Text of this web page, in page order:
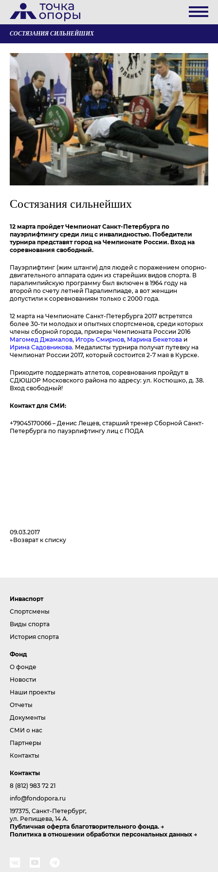
СОСТЯЗАНИЯ СИЛЬНЕЙШИХ
Состязания сильнейших
12 марта пройдет Чемпионат Санкт-Петербурга по
пауэрлифтингу среди лиц с инвалидностью. Победители
турнира представят город на Чемпионате России. Вход на
соревнования свободный.
Пауэрлифтинг (жим штанги) для людей с поражением опорно-
двигательного аппарата один из старейших видов спорта. В
паралимпийскую программу был включен в 1964 году на
второй по счету летней Паралимпиаде, а вот женщин
допустили к соревнованиям только с 2000 года.
12 марта на Чемпионате Санкт-Петербурга 2017 встретятся
более 30-ти молодых и опытных спортсменов, среди которых
члены сборной города, призеры Чемпионата России 2016
Магомед Джамалов, Игорь Смирнов, Марина Бекетова и
Ирина Садовникова. Медалисты турнира получат путевку на
Чемпионат России 2017, который состоится 2-7 мая в Курске.
Приходите поддержать атлетов, соревнования пройдут в
СДЮШОР Московского района по адресу: ул. Костюшко, д. 38.
Вход свободный!
Контакт для СМИ:
+79045170066 – Денис Лещев, старший тренер Сборной Санкт-
Петербурга по пауэрлифтингу лиц с ПОДА
09.03.2017
Возврат к списку
Инваспорт
Спортсмены
Виды спорта
История спорта
Фонд
О фонде
Новости
Наши проекты
Отчеты
Документы
СМИ о нас
Партнеры
Контакты
Контакты
8 (812) 983 72 21
info@fondopora.ru
197375, Санкт-Петербург,
ул. Репищева, 14 А.
Публичная оферта благотворительного фонда.
Политика в отношении обработки персональных данных